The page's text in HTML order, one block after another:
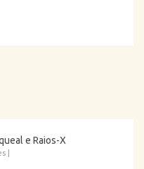
e Raios-X